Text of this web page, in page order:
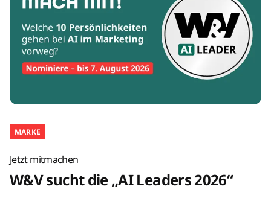
MARKE
Jetzt mitmachen
W&V sucht die „AI Leaders 2026“